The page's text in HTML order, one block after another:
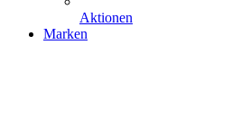
Aktionen
Marken